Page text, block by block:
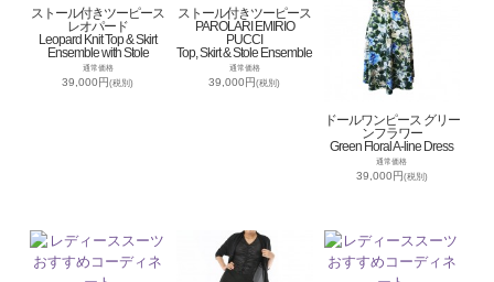
ストール付きツーピース
レオパード
Leopard Knit Top & Skirt
Ensemble with Stole
通常価格
39,000円(税別)
ストール付きツーピース
PAROLARI EMIRIO
PUCCI
Top, Skirt & Stole Ensemble
通常価格
39,000円(税別)
ドールワンピース グリー
ンフラワー
Green Floral A-line Dress
通常価格
39,000円(税別)